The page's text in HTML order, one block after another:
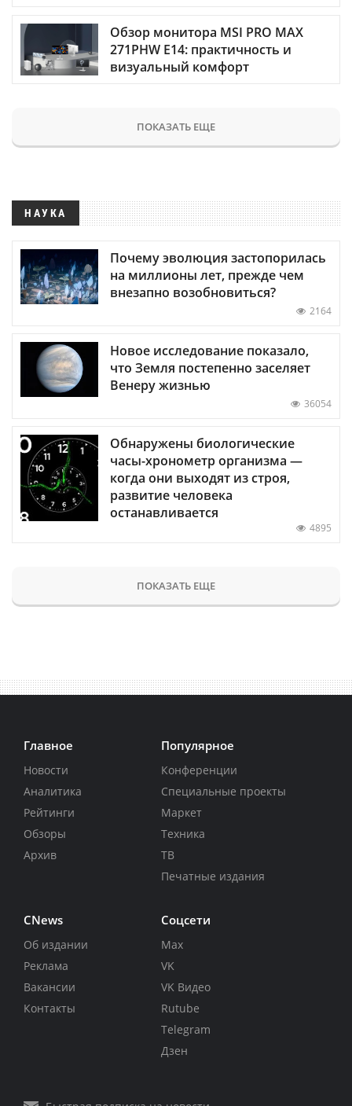
Обзор монитора MSI PRO MAX
271PHW E14: практичность и
визуальный комфорт
ПОКАЗАТЬ ЕЩЕ
НАУКА
Почему эволюция застопорилась
на миллионы лет, прежде чем
внезапно возобновиться?
2164
Новое исследование показало,
что Земля постепенно заселяет
Венеру жизнью
36054
Обнаружены биологические
часы-хронометр организма —
когда они выходят из строя,
развитие человека
останавливается
4895
ПОКАЗАТЬ ЕЩЕ
Главное
Новости
Аналитика
Рейтинги
Обзоры
Архив
Популярное
Конференции
Специальные проекты
Маркет
Техника
ТВ
Печатные издания
CNews
Об издании
Реклама
Вакансии
Контакты
Соцсети
Max
VK
VK Видео
Rutube
Telegram
Дзен